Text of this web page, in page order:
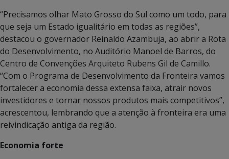
“Precisamos olhar Mato Grosso do Sul como um todo, para
que seja um Estado igualitário em todas as regiões”,
destacou o governador Reinaldo Azambuja, ao abrir a Rota
do Desenvolvimento, no Auditório Manoel de Barros, do
Centro de Convenções Arquiteto Rubens Gil de Camillo.
“Com o Programa de Desenvolvimento da Fronteira vamos
fortalecer a economia dessa extensa faixa, atrair novos
investidores e tornar nossos produtos mais competitivos”,
acrescentou, lembrando que a atenção à fronteira era uma
reivindicação antiga da região.
Economia forte